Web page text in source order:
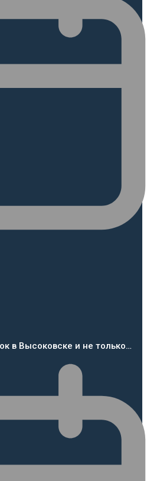
в Высоковске и не только…